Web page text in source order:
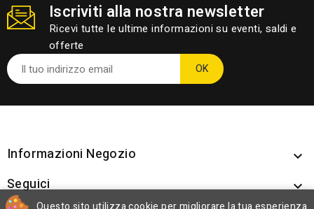
Iscriviti alla nostra newsletter
Ricevi tutte le ultime informazioni su eventi, saldi e
offerte
Informazioni Negozio 
Seguici 